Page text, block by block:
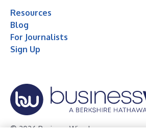
Resources
Blog
For Journalists
Sign Up
© 2026 Business Wire, Inc.